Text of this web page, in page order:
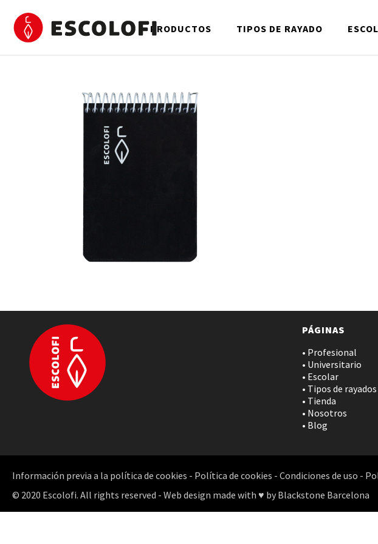
PRODUCTOS TIPOS DE RAYADO
PÁGINAS
• Profesional
• Universitario
• Escolar
• Tipos de rayados
• Tienda
• Nosotros
• Blog
Información previa a la política de cookies - Política de cookies - Condiciones de uso -
© 2020 Escolofi. All rights reserved - Web design made with ♥ by Blackstone Barcelona